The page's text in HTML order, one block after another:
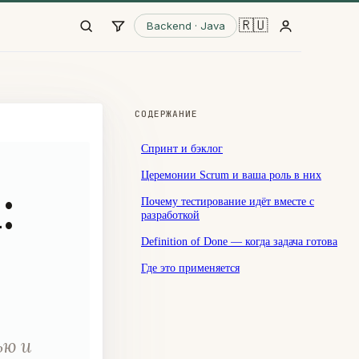
Backend · Java 🇷🇺
и
СОДЕРЖАНИЕ
Спринт и бэклог
Церемонии Scrum и ваша роль в них
Почему тестирование идёт вместе с
разработкой
Definition of Done — когда задача готова
Где это применяется